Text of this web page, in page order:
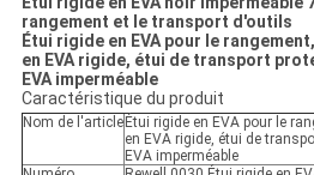
rangement et le transport d'outils
Étui rigide en EVA pour le
en EVA rigide, étui de transport
EVA imperméable
Caractéristique du produit
Nom de l'article Étui rigide en EVA pour le
en EVA rigide, étui de
EVA imperméable